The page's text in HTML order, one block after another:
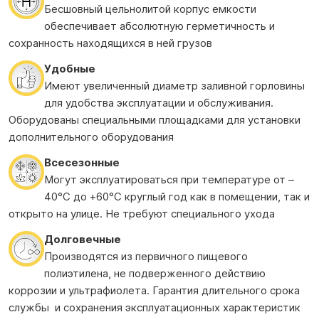
Бесшовный цельнолитой корпус емкости
обеспечивает абсолютную герметичность и
сохранность находящихся в ней грузов
Удобные
Имеют увеличенный диаметр заливной горловины
для удобства эксплуатации и обслуживания.
Оборудованы специальными площадками для установки
дополнительного оборудования
Всесезонные
Могут эксплуатироваться при температуре от –
40°С до +60°С круглый год как в помещении, так и
открыто на улице. Не требуют специального ухода
Долговечные
Производятся из первичного пищевого
полиэтилена, не подверженного действию
коррозии и ультрафиолета. Гарантия длительного срока
службы и сохранения эксплуатационных характеристик